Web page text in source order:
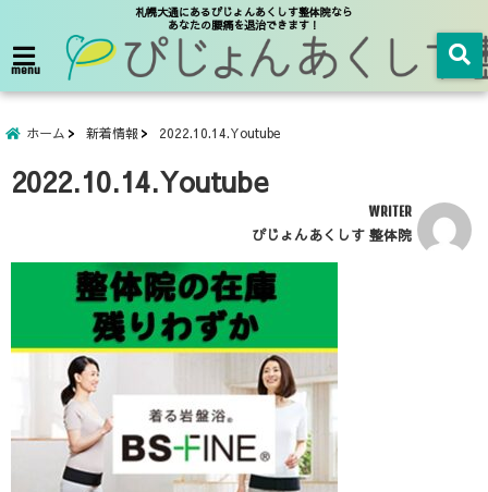
札幌大通にあるぴじょんあくしす整体院なら
あなたの腰痛を退治できます！
menu
ホーム 新着情報 2022.10.14.Youtube
2022.10.14.Youtube
WRITER
ぴじょんあくしす 整体院